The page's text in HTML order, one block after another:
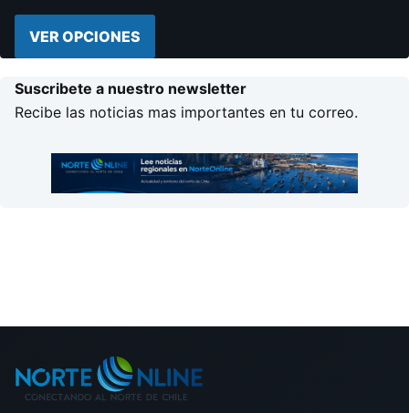
VER OPCIONES
Suscribete a nuestro newsletter
Recibe las noticias mas importantes en tu correo.